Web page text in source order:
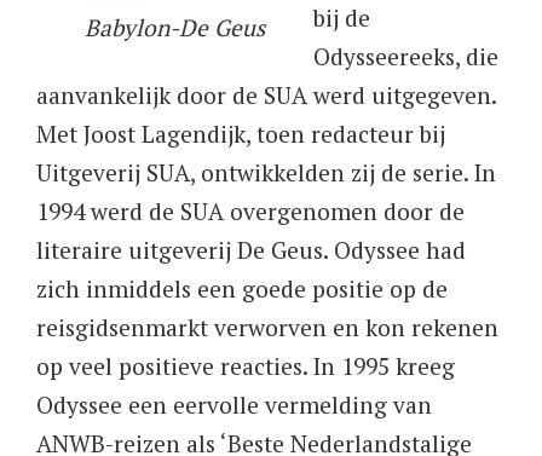
Babylon-De Geus
bij de
Odysseereeks, die
aanvankelijk door de SUA werd uitgegeven.
Met Joost Lagendijk, toen redacteur bij
Uitgeverij SUA, ontwikkelden zij de serie. In
1994 werd de SUA overgenomen door de
literaire uitgeverij De Geus. Odyssee had
zich inmiddels een goede positie op de
reisgidsenmarkt verworven en kon rekenen
op veel positieve reacties. In 1995 kreeg
Odyssee een eervolle vermelding van
ANWB-reizen als ‘Beste Nederlandstalige